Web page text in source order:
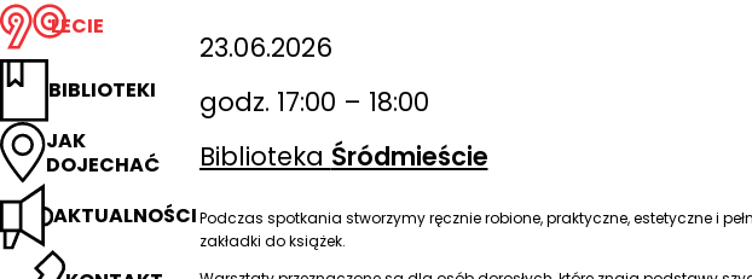
LECIE
BIBLIOTEKI
JAK
DOJECHAĆ
AKTUALNOŚCI
23.06.2026
godz. 17:00 – 18:00
Biblioteka Śródmieście
Podczas spotkania stworzymy ręcznie robione, praktyczne, estetyczne i
zakładki do książek.